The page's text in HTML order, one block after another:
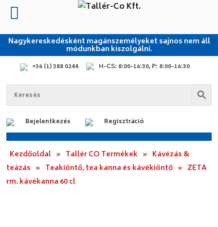
Nagykereskedésként magánszemélyeket sajnos nem áll
módunkban kiszolgálni.
+36 (1) 388 0244 H-CS: 8:00-16:30, P: 8:00-16:30
Bejelentkezés Regisztráció
Kezdőoldal » Tallér CO Termékek » Kávézás &
teázás » Teakiöntő, tea kanna és kávékiöntő » ZETA
rm. kávékanna 60 cl